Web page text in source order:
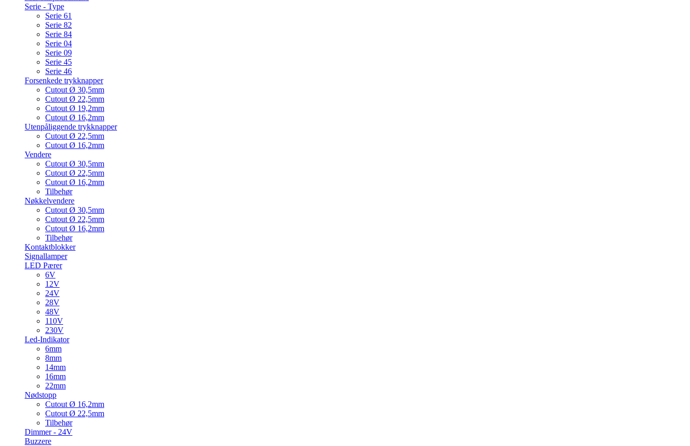
Serie - Type
Serie 61
Serie 82
Serie 84
Serie 04
Serie 09
Serie 45
Serie 46
Forsenkede trykknapper
Cutout Ø 30,5mm
Cutout Ø 22,5mm
Cutout Ø 19,2mm
Cutout Ø 16,2mm
Utenpåliggende trykknapper
Cutout Ø 22,5mm
Cutout Ø 16,2mm
Vendere
Cutout Ø 30,5mm
Cutout Ø 22,5mm
Cutout Ø 16,2mm
Tilbehør
Nøkkelvendere
Cutout Ø 30,5mm
Cutout Ø 22,5mm
Cutout Ø 16,2mm
Tilbehør
Kontaktblokker
Signallamper
LED Pærer
6V
12V
24V
28V
48V
110V
230V
Led-Indikator
6mm
8mm
14mm
16mm
22mm
Nødstopp
Cutout Ø 16,2mm
Cutout Ø 22,5mm
Tilbehør
Dimmer - 24V
Buzzere